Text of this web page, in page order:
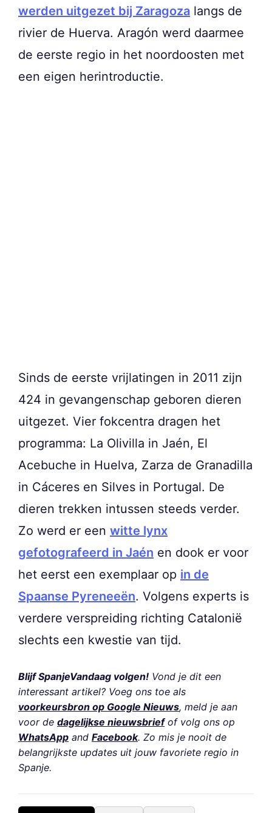
werden uitgezet bij Zaragoza langs de
rivier de Huerva. Aragón werd daarmee
de eerste regio in het noordoosten met
een eigen herintroductie.
Sinds de eerste vrijlatingen in 2011 zijn
424 in gevangenschap geboren dieren
uitgezet. Vier fokcentra dragen het
programma: La Olivilla in Jaén, El
Acebuche in Huelva, Zarza de Granadilla
in Cáceres en Silves in Portugal. De
dieren trekken intussen steeds verder.
Zo werd er een witte lynx
gefotografeerd in Jaén en dook er voor
het eerst een exemplaar op in de
Spaanse Pyreneeën. Volgens experts is
verdere verspreiding richting Catalonië
slechts een kwestie van tijd.
Blijf SpanjeVandaag volgen! Vond je dit een
interessant artikel? Voeg ons toe als
voorkeursbron op Google Nieuws, meld je aan
voor de dagelijkse nieuwsbriefof volg ons op
WhatsApp and Facebook. Zo mis je nooit de
belangrijkste updates uit jouw favoriete regio in
Spanje.